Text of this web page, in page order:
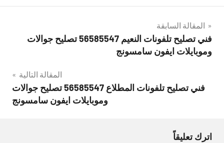
تصفّح
المقالات
المقالة السابقة
فني تصليح تلفونات النعيم 56585547 تصليح جوالات
وموبايلات ايفون سامسونج
المقالة التالية
فني تصليح تلفونات المطلاع 56585547 تصليح جوالات
وموبايلات ايفون سامسونج
اترك تعليقاً